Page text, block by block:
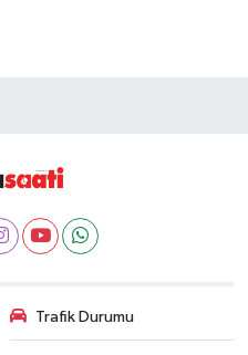
Trafik Durumu